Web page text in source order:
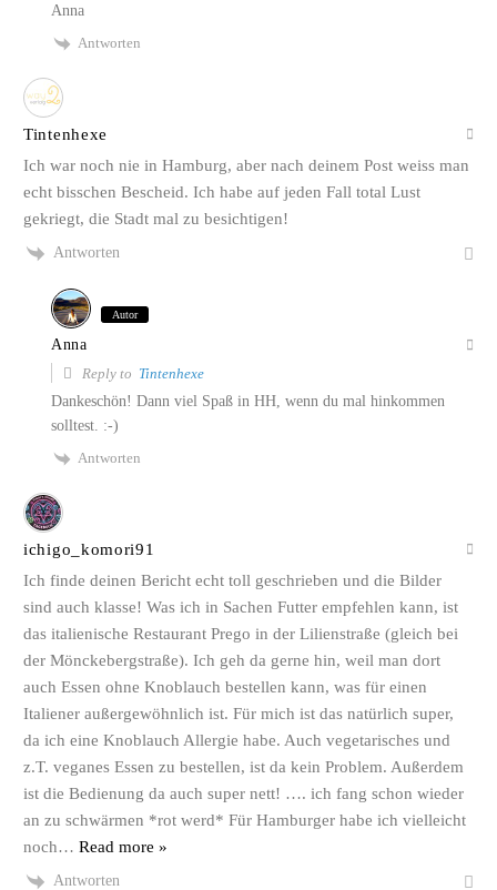
Anna
Antworten
Tintenhexe
Ich war noch nie in Hamburg, aber nach deinem Post weiss man
echt bisschen Bescheid. Ich habe auf jeden Fall total Lust
gekriegt, die Stadt mal zu besichtigen!
Antworten
Autor
Anna
Reply to Tintenhexe
Dankeschön! Dann viel Spaß in HH, wenn du mal hinkommen
solltest. :-)
Antworten
ichigo_komori91
Ich finde deinen Bericht echt toll geschrieben und die Bilder
sind auch klasse! Was ich in Sachen Futter empfehlen kann, ist
das italienische Restaurant Prego in der Lilienstraße (gleich bei
der Mönckebergstraße). Ich geh da gerne hin, weil man dort
auch Essen ohne Knoblauch bestellen kann, was für einen
Italiener außergewöhnlich ist. Für mich ist das natürlich super,
da ich eine Knoblauch Allergie habe. Auch vegetarisches und
z.T. veganes Essen zu bestellen, ist da kein Problem. Außerdem
ist die Bedienung da auch super nett! …. ich fang schon wieder
an zu schwärmen *rot werd* Für Hamburger habe ich vielleicht
noch… Read more »
Antworten